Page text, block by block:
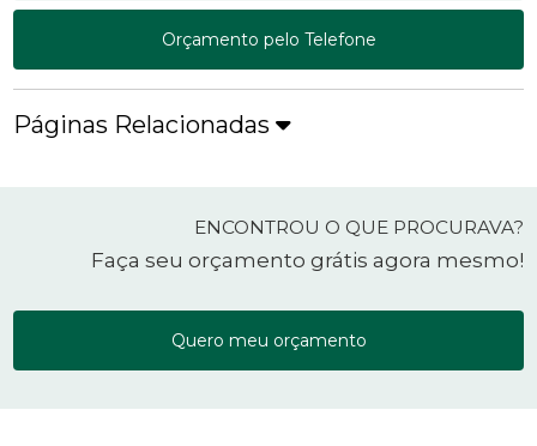
Orçamento pelo Telefone
Páginas Relacionadas
ENCONTROU O QUE PROCURAVA?
Faça seu orçamento grátis agora mesmo!
Quero meu orçamento